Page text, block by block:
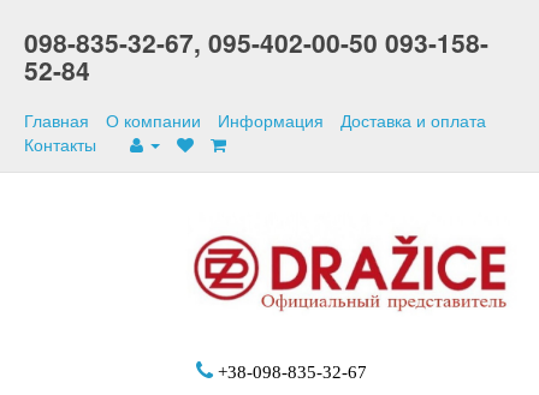
098-835-32-67, 095-402-00-50 093-158-
52-84
Главная О компании Информация
Доставка и оплата
Контакты
+38-098-835-32-67